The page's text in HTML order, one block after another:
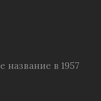
название в 1957